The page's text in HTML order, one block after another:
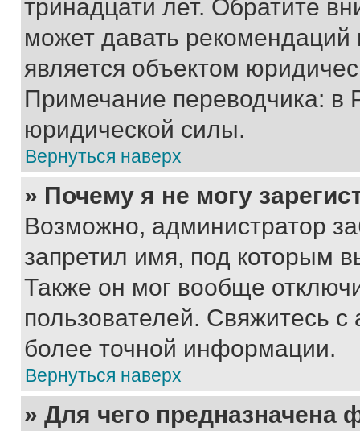
тринадцати лет. Обратите
может давать
является объектом
Примечание переводчика: в
юридической силы.
Вернуться наверх
» Почему я не могу
Возможно, администратор
запретил имя, под которым
Также он мог вообще
пользователей. Свяжитесь
более точной информации.
Вернуться наверх
» Для чего предназначена